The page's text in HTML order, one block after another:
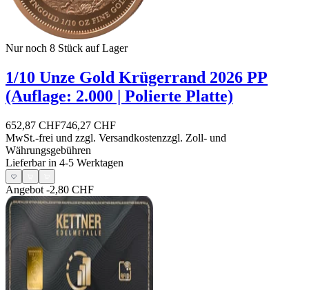
Nur noch 8 Stück auf Lager
1/10 Unze Gold Krügerrand 2026 PP
(Auflage: 2.000 | Polierte Platte)
652,87 CHF746,27 CHF
MwSt.-frei und zzgl. Versandkostenzzgl. Zoll- und
Währungsgebühren
Lieferbar in 4-5 Werktagen
Angebot -2,80 CHF